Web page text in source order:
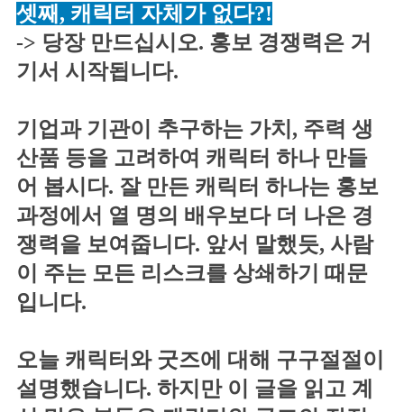
셋째, 캐릭터 자체가 없다?!
-> 당장 만드십시오. 홍보 경쟁력은 거
기서 시작됩니다.
기업과 기관이 추구하는 가치, 주력 생
산품 등을 고려하여 캐릭터 하나 만들
어 봅시다. 잘 만든 캐릭터 하나는 홍보
과정에서 열 명의 배우보다 더 나은 경
쟁력을 보여줍니다. 앞서 말했듯, 사람
이 주는 모든 리스크를 상쇄하기 때문
입니다.
오늘 캐릭터와 굿즈에 대해 구구절절이
설명했습니다. 하지만 이 글을 읽고 계